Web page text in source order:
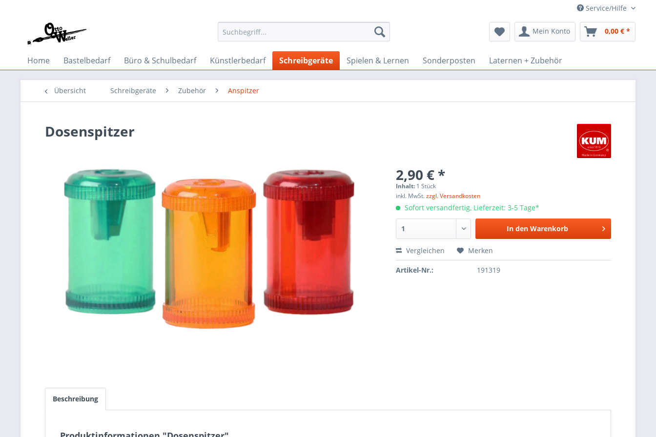
Service/Hilfe
Mein Konto 0,00 € *
Home Bastelbedarf Büro & Schulbedarf Künstlerbedarf Schreibgeräte Spielen & Lernen Sonderposten Laternen + Zubehör
Übersicht Schreibgeräte Zubehör Anspitzer
Dosenspitzer
2,90 € *
Inhalt: 1 Stück
inkl. MwSt.zzgl. Versandkosten
Sofort versandfertig, Lieferzeit: 3-5 Tage*
In den Warenkorb
Vergleichen Merken
Artikel-Nr.: 191319
Beschreibung